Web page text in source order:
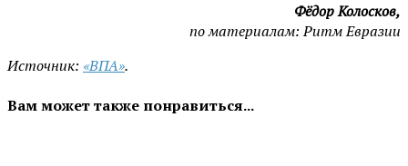
Фёдор Колосков,
по материалам: Ритм Евразии
Источник: «ВПА».
Вам может также понравиться...